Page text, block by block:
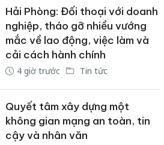
Hải Phòng: Đối thoại với doanh
nghiệp, tháo gỡ nhiều vướng
mắc về lao động, việc làm và
cải cách hành chính
4 giờ trước Tin tức
Quyết tâm xây dựng một
không gian mạng an toàn, tin
cậy và nhân văn